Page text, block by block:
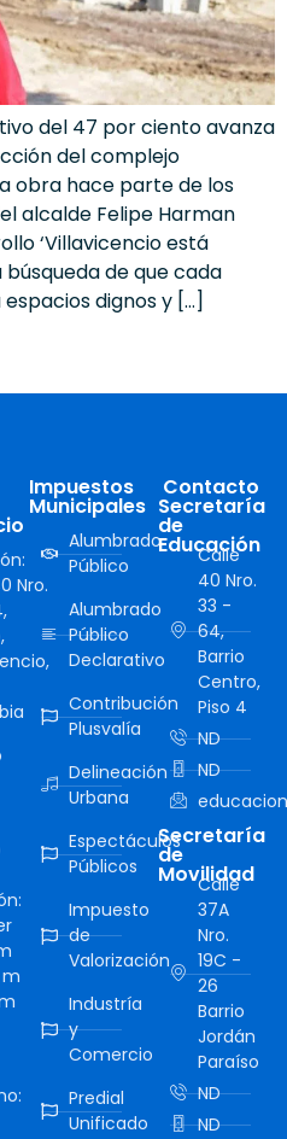
del 47 por ciento avanza
del complejo
obra hace parte de los
alcalde Felipe Harman
‘Villavicencio está
búsqueda de que cada
dignos y […]
Nro.
m
Impuestos
Municipales
Alumbrado
Público
Alumbrado
Público
Declarativo
Contribución
Plusvalía
Delineación
Urbana
Espectáculos
Públicos
Impuesto
de
Valorización
Industría
y
Comercio
Predial
Unificado
Contacto
Secretaría
de
Educación
Calle
40 Nro.
33 -
64,
Barrio
Centro,
Piso 4
ND
ND
Secretaría
de
Movilidad
Calle
37A
Nro.
19C -
26
Barrio
Jordán
Paraíso
ND
ND